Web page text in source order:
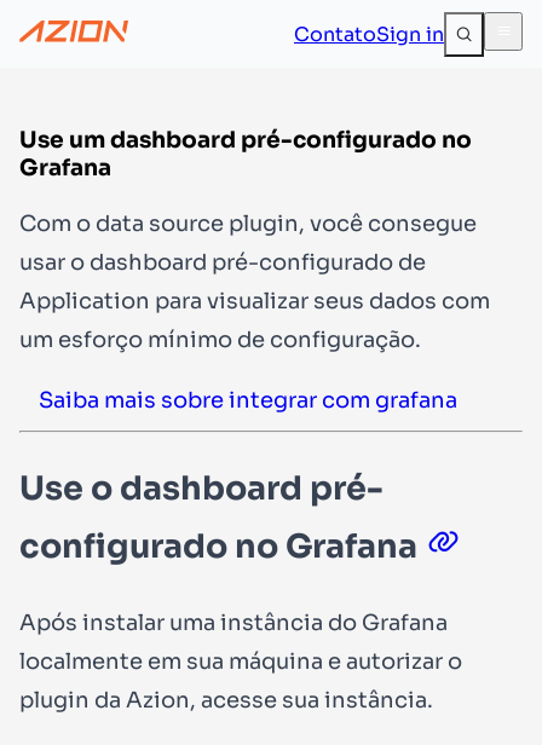
ContatoSign in
Use um dashboard pré-configurado no
Grafana
Com o data source plugin, você consegue
usar o dashboard pré-configurado de
Application para visualizar seus dados com
um esforço mínimo de configuração.
Saiba mais sobre integrar com grafana
Use o dashboard pré-
configurado no Grafana
Após instalar uma instância do Grafana
localmente em sua máquina e autorizar o
plugin da Azion, acesse sua instância.